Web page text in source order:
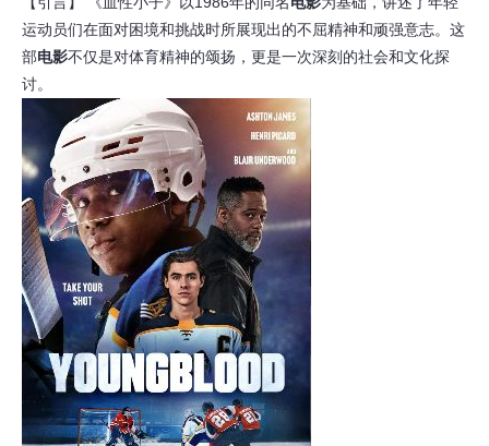
运动员们在面对困境和挑战时所展现出的不屈精神和顽强意志。这
部电影不仅是对体育精神的颂扬，更是一次深刻的社会和文化探
讨。